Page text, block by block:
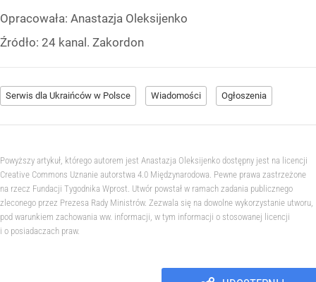
Opracowała: Anastazja Oleksijenko
Źródło: 24 kanal. Zakordon
Serwis dla Ukraińców w Polsce Wiadomości Ogłoszenia
Powyższy artykuł, którego autorem jest Anastazja Oleksijenko dostępny jest na licencji
Creative Commons Uznanie autorstwa 4.0 Międzynarodowa. Pewne prawa zastrzeżone
na rzecz Fundacji Tygodnika Wprost. Utwór powstał w ramach zadania publicznego
zleconego przez Prezesa Rady Ministrów. Zezwala się na dowolne wykorzystanie utworu,
pod warunkiem zachowania ww. informacji, w tym informacji o stosowanej licencji
i o posiadaczach praw.